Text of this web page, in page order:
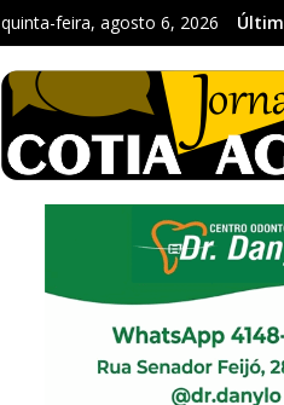
quinta-feira, agosto 6, 2026